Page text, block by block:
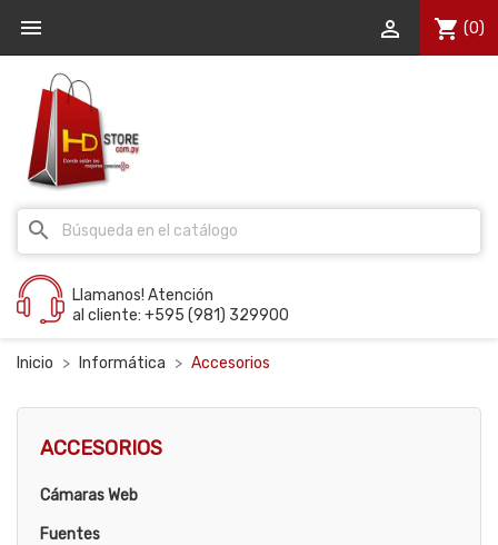
 shopping_cart (0)

search
Llamanos! Atención
al cliente: +595 (981) 329900
Inicio Informática Accesorios
ACCESORIOS
Cámaras Web
Fuentes